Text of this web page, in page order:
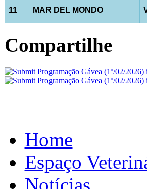
11 MAR DEL MONDO
Compartilhe
Home
Espaço